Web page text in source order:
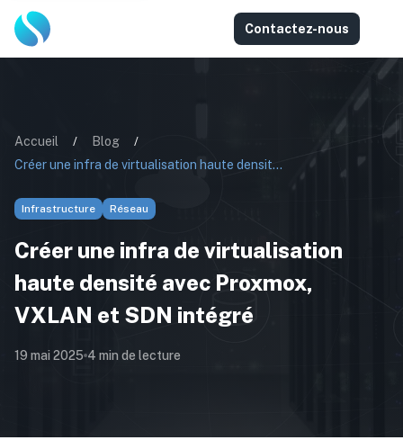
Contactez-nous
Accueil / Blog
/
Créer une infra de virtualisation haute densité avec Proxmox, VXLAN et SDN intégré
Infrastructure Réseau
Créer une infra de virtualisation
haute densité avec Proxmox,
VXLAN et SDN intégré
19 mai 2025 4 min de lecture